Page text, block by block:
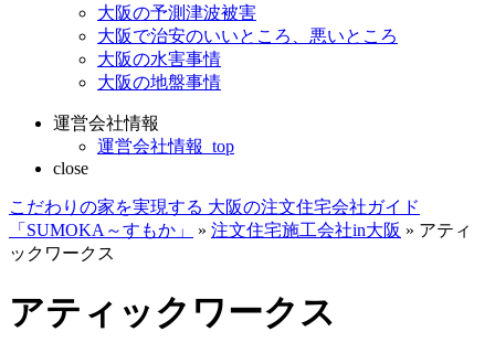
大阪の予測津波被害
大阪で治安のいいところ、悪いところ
大阪の水害事情
大阪の地盤事情
運営会社情報
運営会社情報_top
close
こだわりの家を実現する 大阪の注文住宅会社ガイド
「SUMOKA～すもか」
» 注文住宅施工会社in大阪 » アティ
ックワークス
アティックワークス